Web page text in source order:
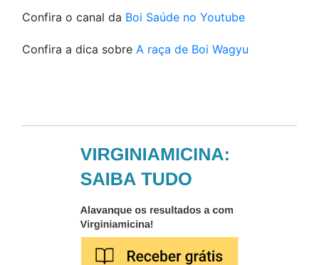
Confira o canal da Boi Saúde no Youtube
Confira a dica sobre A raça de Boi Wagyu